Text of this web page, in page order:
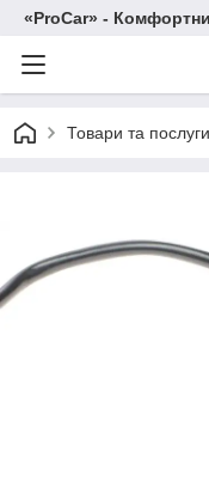
«ProCar» -
Товари та послуги